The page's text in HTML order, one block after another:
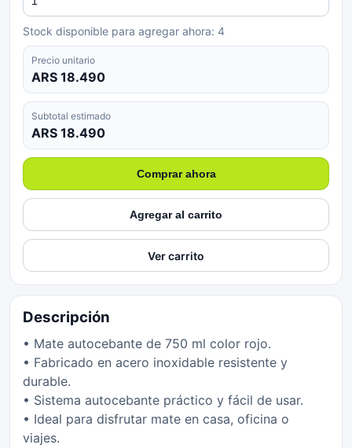
Stock disponible para agregar ahora: 4
Precio unitario
ARS 18.490
Subtotal estimado
ARS 18.490
Comprar ahora
Agregar al carrito
Ver carrito
Descripción
• Mate autocebante de 750 ml color rojo.
• Fabricado en acero inoxidable resistente y
durable.
• Sistema autocebante práctico y fácil de usar.
• Ideal para disfrutar mate en casa, oficina o
viajes.